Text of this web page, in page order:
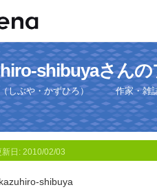
shibuyaさん
しぶや・かずひろ） 作家・雑誌
新日: 2010/02/03
kazuhiro-shibuya